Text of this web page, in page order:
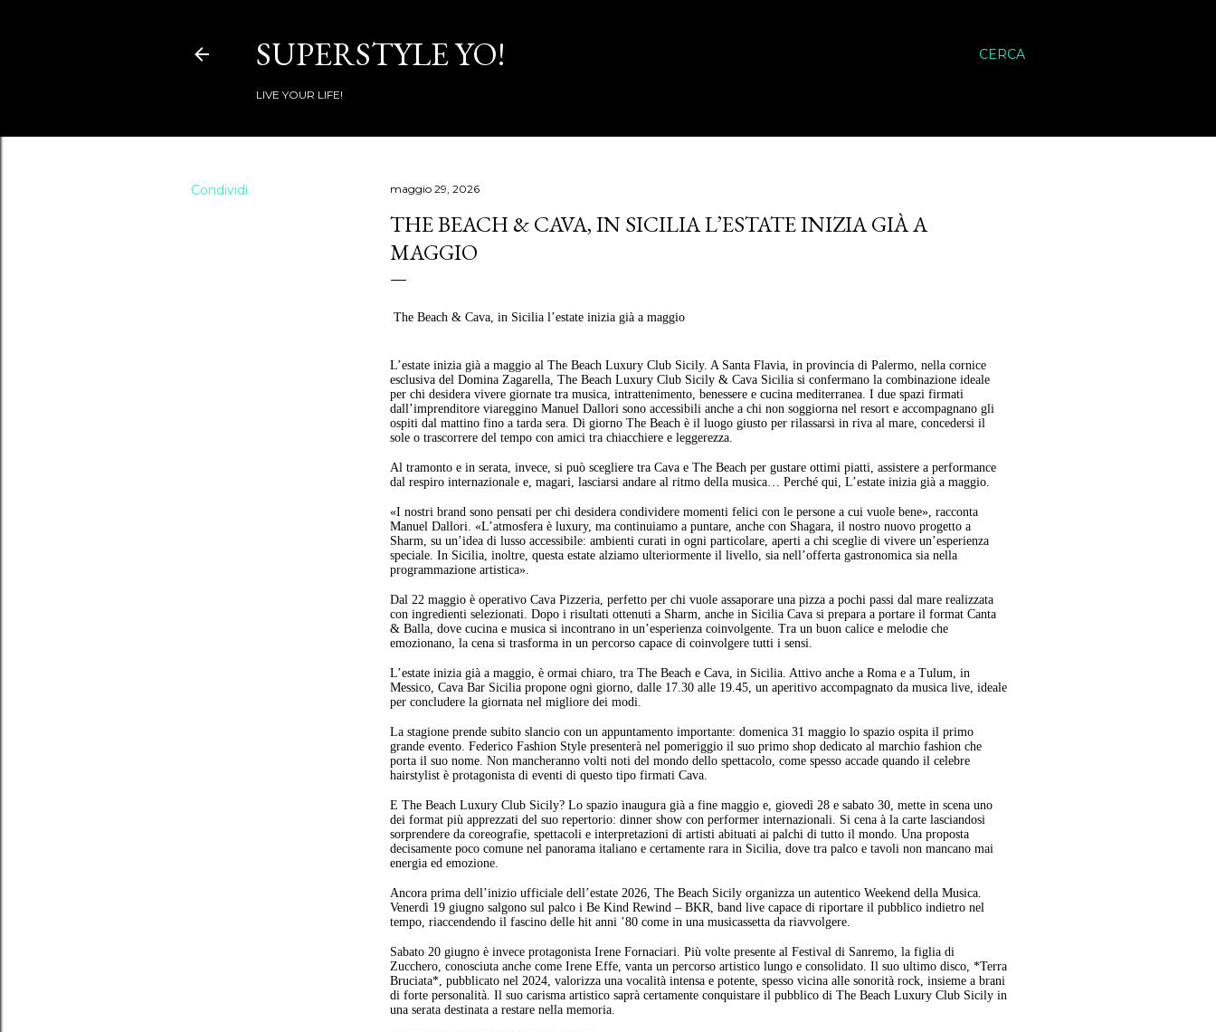
CERCA
SUPERSTYLE YO!
LIVE YOUR LIFE!
Condividi maggio 29, 2026
THE BEACH & CAVA, IN SICILIA L’ESTATE INIZIA GIÀ A
MAGGIO
The Beach & Cava, in Sicilia l’estate inizia già a maggio
L’estate inizia già a maggio al The Beach Luxury Club Sicily. A Santa Flavia, in provincia di Palermo, nella cornice
esclusiva del Domina Zagarella, The Beach Luxury Club Sicily & Cava Sicilia si confermano la combinazione ideale
per chi desidera vivere giornate tra musica, intrattenimento, benessere e cucina mediterranea. I due spazi firmati
dall’imprenditore viareggino Manuel Dallori sono accessibili anche a chi non soggiorna nel resort e accompagnano gli
ospiti dal mattino fino a tarda sera. Di giorno The Beach è il luogo giusto per rilassarsi in riva al mare, concedersi il
sole o trascorrere del tempo con amici tra chiacchiere e leggerezza.
Al tramonto e in serata, invece, si può scegliere tra Cava e The Beach per gustare ottimi piatti, assistere a performance
dal respiro internazionale e, magari, lasciarsi andare al ritmo della musica… Perché qui, L’estate inizia già a maggio.
«I nostri brand sono pensati per chi desidera condividere momenti felici con le persone a cui vuole bene», racconta
Manuel Dallori. «L’atmosfera è luxury, ma continuiamo a puntare, anche con Shagara, il nostro nuovo progetto a
Sharm, su un’idea di lusso accessibile: ambienti curati in ogni particolare, aperti a chi sceglie di vivere un’esperienza
speciale. In Sicilia, inoltre, questa estate alziamo ulteriormente il livello, sia nell’offerta gastronomica sia nella
programmazione artistica».
Dal 22 maggio è operativo Cava Pizzeria, perfetto per chi vuole assaporare una pizza a pochi passi dal mare realizzata
con ingredienti selezionati. Dopo i risultati ottenuti a Sharm, anche in Sicilia Cava si prepara a portare il format Canta
& Balla, dove cucina e musica si incontrano in un’esperienza coinvolgente. Tra un buon calice e melodie che
emozionano, la cena si trasforma in un percorso capace di coinvolgere tutti i sensi.
L’estate inizia già a maggio, è ormai chiaro, tra The Beach e Cava, in Sicilia. Attivo anche a Roma e a Tulum, in
Messico, Cava Bar Sicilia propone ogni giorno, dalle 17.30 alle 19.45, un aperitivo accompagnato da musica live, ideale
per concludere la giornata nel migliore dei modi.
La stagione prende subito slancio con un appuntamento importante: domenica 31 maggio lo spazio ospita il primo
grande evento. Federico Fashion Style presenterà nel pomeriggio il suo primo shop dedicato al marchio fashion che
porta il suo nome. Non mancheranno volti noti del mondo dello spettacolo, come spesso accade quando il celebre
hairstylist è protagonista di eventi di questo tipo firmati Cava.
E The Beach Luxury Club Sicily? Lo spazio inaugura già a fine maggio e, giovedì 28 e sabato 30, mette in scena uno
dei format più apprezzati del suo repertorio: dinner show con performer internazionali. Si cena à la carte lasciandosi
sorprendere da coreografie, spettacoli e interpretazioni di artisti abituati ai palchi di tutto il mondo. Una proposta
decisamente poco comune nel panorama italiano e certamente rara in Sicilia, dove tra palco e tavoli non mancano mai
energia ed emozione.
Ancora prima dell’inizio ufficiale dell’estate 2026, The Beach Sicily organizza un autentico Weekend della Musica.
Venerdì 19 giugno salgono sul palco i Be Kind Rewind – BKR, band live capace di riportare il pubblico indietro nel
tempo, riaccendendo il fascino delle hit anni ’80 come in una musicassetta da riavvolgere.
Sabato 20 giugno è invece protagonista Irene Fornaciari. Più volte presente al Festival di Sanremo, la figlia di
Zucchero, conosciuta anche come Irene Effe, vanta un percorso artistico lungo e consolidato. Il suo ultimo disco, *Terra
Bruciata*, pubblicato nel 2024, valorizza una vocalità intensa e potente, spesso vicina alle sonorità rock, insieme a brani
di forte personalità. Il suo carisma artistico saprà certamente conquistare il pubblico di The Beach Luxury Club Sicily in
una serata destinata a restare nella memoria.